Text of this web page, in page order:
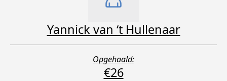
Yannick van ‘t Hullenaar
Opgehaald:
€26